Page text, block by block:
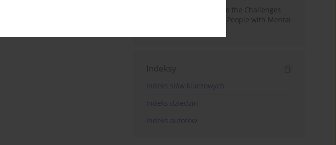
Bibliometric Insights into the Challenges
and Needs of Homeless People with Mental
Indeksy
Indeks słów kluczowych
Indeks dziedzin
Indeks autorów